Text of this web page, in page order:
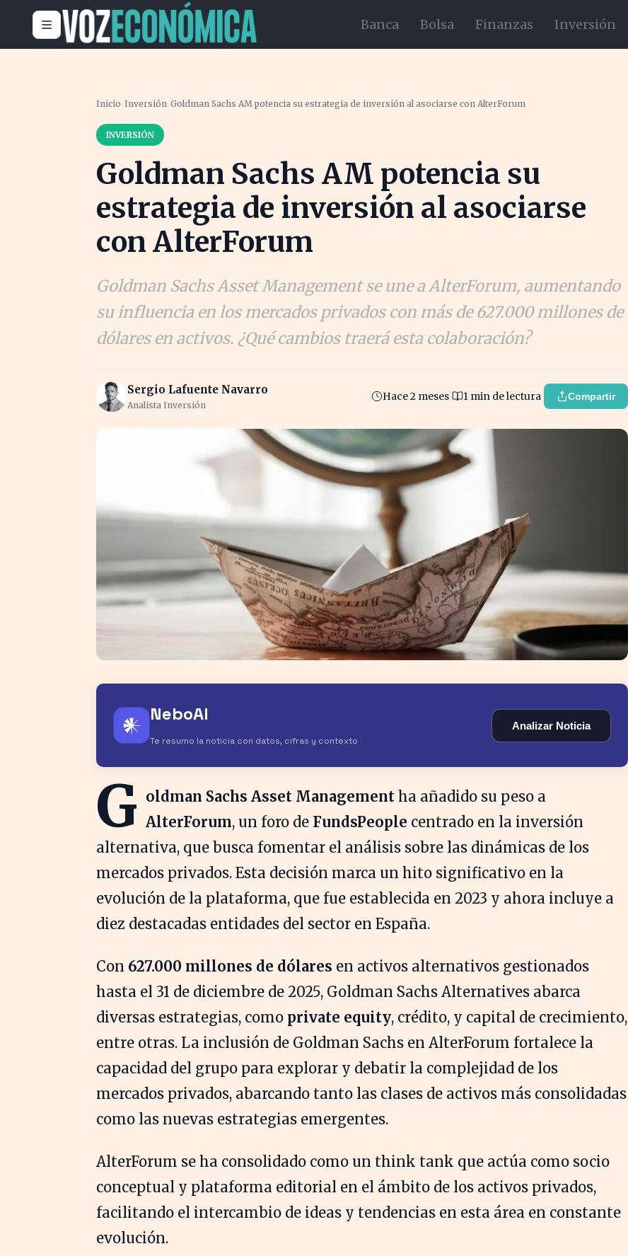
Banca Bolsa Finanzas Inversión
Inicio ›Inversión›Goldman Sachs AM potencia su estrategia de inversión al asociarse con AlterForum
INVERSIÓN
Goldman Sachs AM potencia su
estrategia de inversión al asociarse
con AlterForum
Goldman Sachs Asset Management se une a AlterForum, aumentando
su influencia en los mercados privados con más de 627.000 millones de
dólares en activos. ¿Qué cambios traerá esta colaboración?
Sergio Lafuente Navarro
Analista Inversión
Hace 2 meses 1 min de lectura Compartir
𒀭 NeboAI
Te resumo la noticia con datos, cifras y contexto
Analizar Noticia
G oldman Sachs Asset Management ha añadido su peso a
AlterForum, un foro de FundsPeople centrado en la inversión
alternativa, que busca fomentar el análisis sobre las dinámicas de los
mercados privados. Esta decisión marca un hito significativo en la
evolución de la plataforma, que fue establecida en 2023 y ahora incluye a
diez destacadas entidades del sector en España.
Con 627.000 millones de dólares en activos alternativos gestionados
hasta el 31 de diciembre de 2025, Goldman Sachs Alternatives abarca
diversas estrategias, como private equity, crédito, y capital de crecimiento,
entre otras. La inclusión de Goldman Sachs en AlterForum fortalece la
capacidad del grupo para explorar y debatir la complejidad de los
mercados privados, abarcando tanto las clases de activos más consolidadas
como las nuevas estrategias emergentes.
AlterForum se ha consolidado como un think tank que actúa como socio
conceptual y plataforma editorial en el ámbito de los activos privados,
facilitando el intercambio de ideas y tendencias en esta área en constante
evolución.